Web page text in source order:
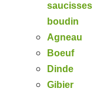
saucisses
boudin
Agneau
Boeuf
Dinde
Gibier